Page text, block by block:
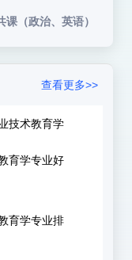
部分院校允许选考
课（政治、英语）
参考。
统考）
习近平）
查看更多>>
技术教育学
育学专业好
育学专业排